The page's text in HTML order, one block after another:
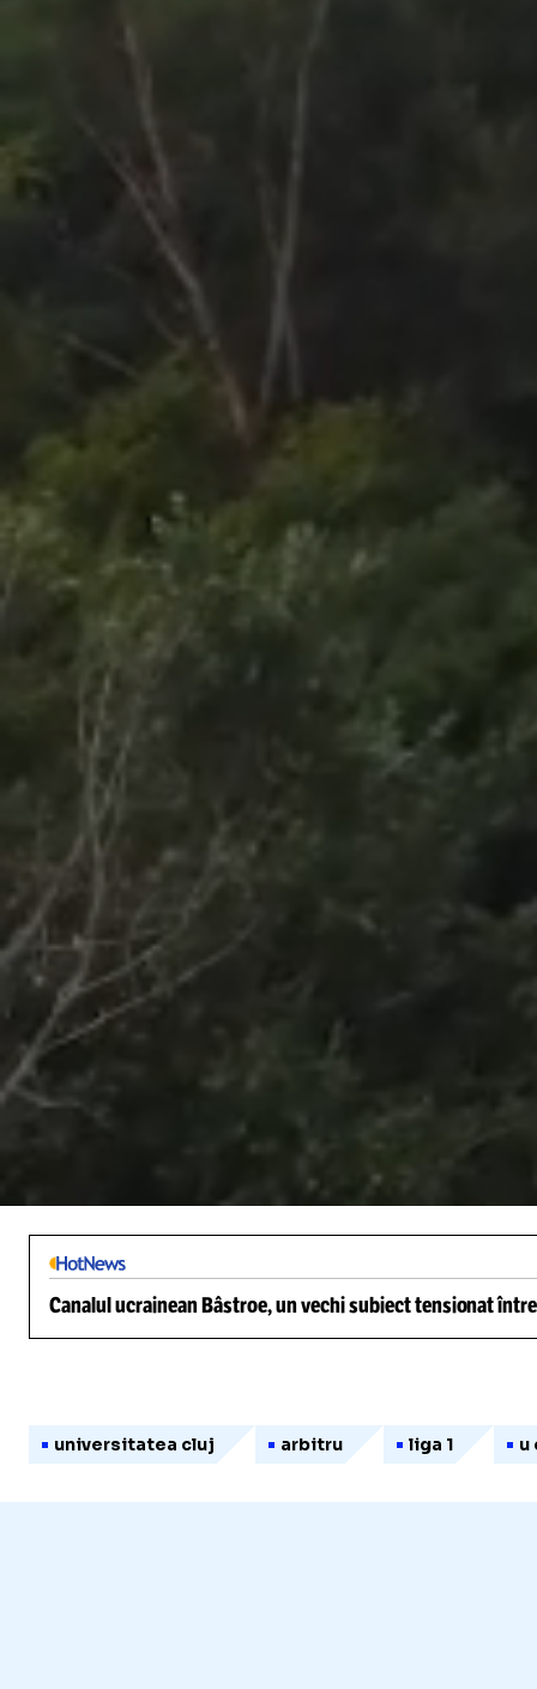
Canalul ucrainean Bâstroe, un vechi subiect tensionat
universitatea cluj arbitru liga 1 u